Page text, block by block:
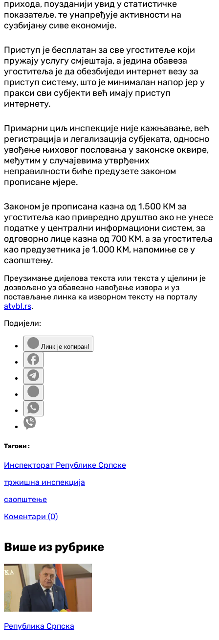
прихода, поузданији увид у статистичке
показатеље, те унапређује активности на
сузбијању сиве економије.
Приступ је бесплатан за све угоститеље који
пружају услугу смјештаја, а једина обавеза
угоститеља је да обезбиједи интернет везу за
приступ систему, што је минималан напор јер у
пракси сви субјекти већ имају приступ
интернету.
Примарни циљ инспекције није кажњавање, већ
регистрација и легализација субјеката, односно
увођење њиховог пословања у законске оквире,
међутим у случајевима утврђених
неправилности биће предузете законом
прописане мјере.
Законом је прописана казна од 1.500 КМ за
угоститеља као привредно друштво ако не унесе
податке у централни информациони систем, за
одговорно лице казна од 700 КМ, а за угоститеља
као предузетника је 1.000 КМ, напомиње се у
саопштењу.
Преузимање дијелова текста или текста у цјелини је
дозвољено уз обавезно навођење извора и уз
постављање линка ка изворном тексту на порталу
atvbl.rs.
Подијели:
Линк је копиран!
Тагови :
Инспекторат Републике Српске
тржишна инспекција
саопштење
Коментари (0)
Више из рубрике
Република Српска